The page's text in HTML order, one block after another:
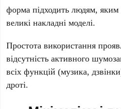
форма підходить людям, яким
великі накладні моделі.
Простота використання
відсутність активного
всіх функцій (музика,
дроті.